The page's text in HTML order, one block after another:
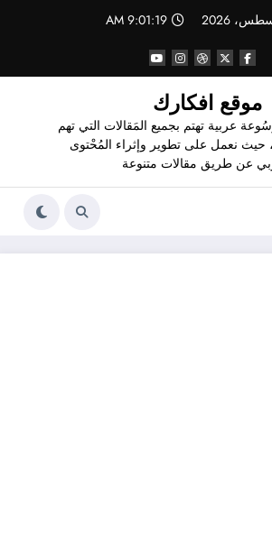
9:01:21 AM
موقع افكارك
عربية تهتم بجميع المَقالات التي تهم
، حيث نعمل على تطوير وإثراء المُحْتوى
عن طريق مقالات متنوعة